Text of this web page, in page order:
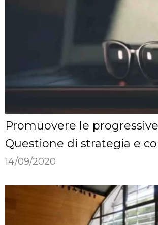
Promuovere le
Questione di strategia e
14/09/2020